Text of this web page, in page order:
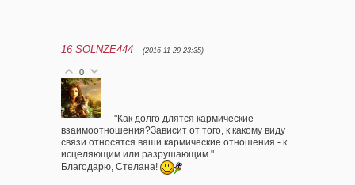
16 SOLNZE444 (2016-11-29 23:35)
0
"Как долго длятся кармические
взаимоотношения?Зависит от того, к какому виду
связи относятся ваши кармические отношения - к
исцеляющим или разрушающим."
Благодарю, Стелана!